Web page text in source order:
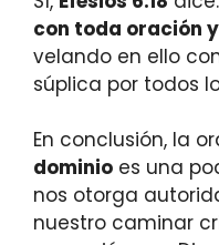
con toda oración
velando en ello
súplica por todos
En conclusión, la
dominio es una
nos otorga
nuestro caminar